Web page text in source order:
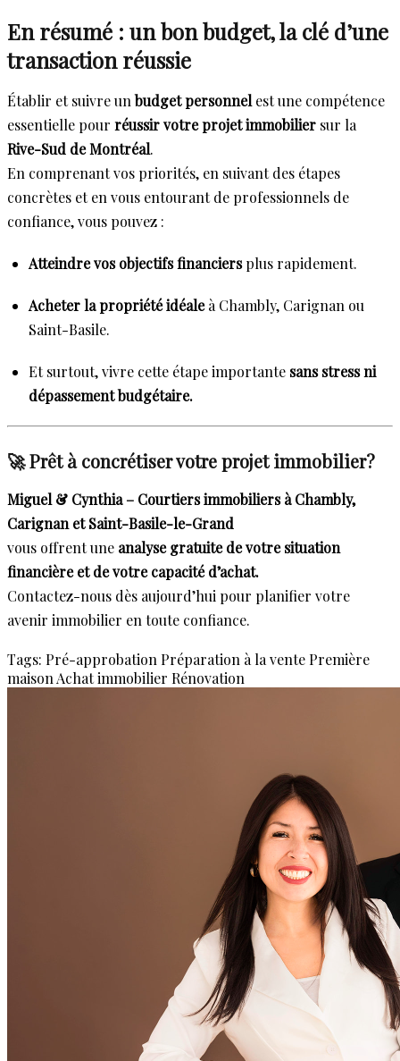
En résumé : un bon budget, la clé d’une
transaction réussie
Établir et suivre unbudget personnel est une compétence
essentielle pour réussir votre projet immobilier sur la
Rive-Sud de Montréal.
En comprenant vos priorités, en suivant des étapes
concrètes et en vous entourant de professionnels de
confiance, vous pouvez :
Atteindre vos objectifs financiersplus rapidement.
Acheter la propriété idéaleà Chambly, Carignan ou
Saint-Basile.
Et surtout, vivre cette étape importante sans stress ni
dépassement budgétaire.
🚀 Prêt à concrétiser votre projet immobilier?
Miguel & Cynthia – Courtiers immobiliers à Chambly,
Carignan et Saint-Basile-le-Grand
vous offrent une analyse gratuite de votre situation
financière et de votre capacité d’achat.
Contactez-nous dès aujourd’hui pour planifier votre
avenir immobilier en toute confiance.
Tags: Pré-approbation Préparation à la vente Première
maison Achat immobilier Rénovation